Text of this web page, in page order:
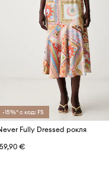
-15%* с код: FS
Fully Dressed рокля
€